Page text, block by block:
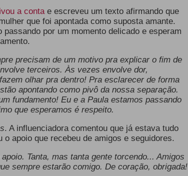
a contae escreveu um texto afirmando que
que foi apontada como suposta amante.
por um momento delicado e esperam
precisam de um motivo pra explicar o fim de
terceiros. Às vezes envolve dor,
olhar pra dentro! Pra esclarecer de forma
apontando como pivô da nossa separação.
fundamento! Eu e a Paula estamos passando
que esperamos é respeito.
. A influenciadora comentou que já estava tudo
o apoio que recebeu de amigos e seguidores.
Tanta, mas tanta gente torcendo... Amigos
sempre estarão comigo. De coração, obrigada!